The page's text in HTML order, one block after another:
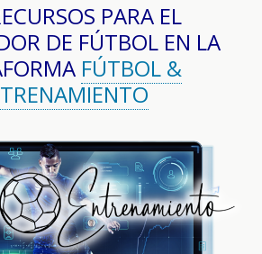
PARA EL
DE FÚTBOL EN LA
FÚTBOL &